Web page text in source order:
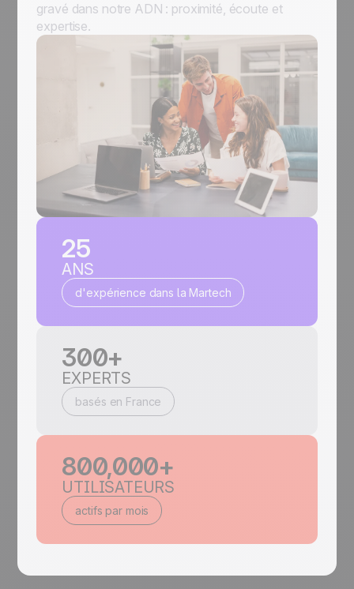
gravé dans notre ADN : proximité, écoute et
expertise.
25
ANS
d'expérience dans la Martech
300+
EXPERTS
basés en France
800,000+
UTILISATEURS
actifs par mois